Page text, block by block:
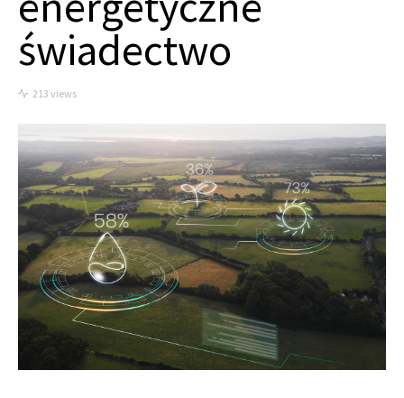
świadectwo
213 views